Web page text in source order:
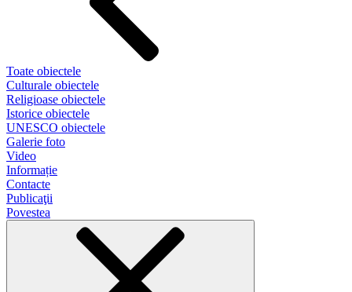
Toate obiectele
Culturale obiectele
Religioase obiectele
Istorice obiectele
UNESCO obiectele
Galerie foto
Video
Informație
Contacte
Publicaţii
Povestea